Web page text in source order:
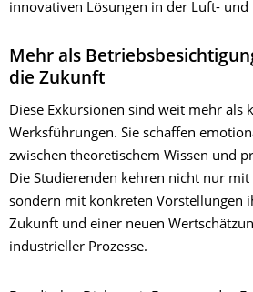
innovativen Lösungen in der Luft- und
Mehr als
die Zukunft
Diese Exkursionen sind weit mehr als
Werksführungen. Sie schaffen
zwischen theoretischem Wissen und
Die Studierenden kehren nicht nur mit
sondern mit konkreten Vorstellungen
Zukunft und einer neuen
industrieller Prozesse.